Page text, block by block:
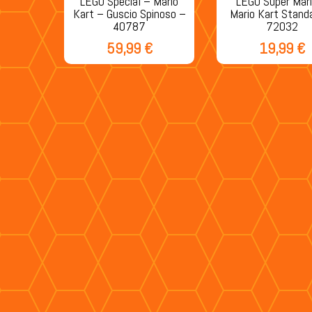
Kart – Guscio Spinoso –
40787
59,99 €
Mario Kart
72032
19,99 €